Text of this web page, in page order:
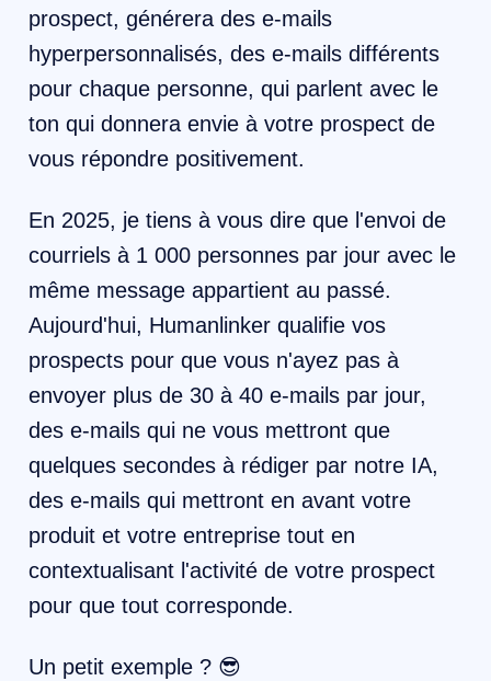
prospect, générera des e-mails
hyperpersonnalisés, des e-mails différents
pour chaque personne, qui parlent avec le
ton qui donnera envie à votre prospect de
vous répondre positivement.
En 2025, je tiens à vous dire que l'envoi de
courriels à 1 000 personnes par jour avec le
même message appartient au passé.
Aujourd'hui, Humanlinker qualifie vos
prospects pour que vous n'ayez pas à
envoyer plus de 30 à 40 e-mails par jour,
des e-mails qui ne vous mettront que
quelques secondes à rédiger par notre IA,
des e-mails qui mettront en avant votre
produit et votre entreprise tout en
contextualisant l'activité de votre prospect
pour que tout corresponde.
Un petit exemple ? 😎